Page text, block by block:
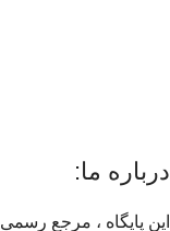
درباره ما:
این پایگاه ، مرجع